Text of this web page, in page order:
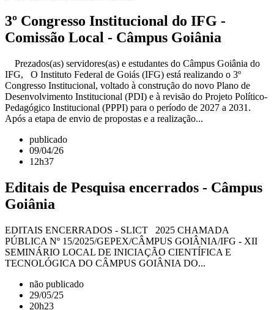
3º Congresso Institucional do IFG -
Comissão Local - Câmpus Goiânia
Prezados(as) servidores(as) e estudantes do Câmpus Goiânia do
IFG, O Instituto Federal de Goiás (IFG) está realizando o 3º
Congresso Institucional, voltado à construção do novo Plano de
Desenvolvimento Institucional (PDI) e à revisão do Projeto Político-
Pedagógico Institucional (PPPI) para o período de 2027 a 2031.
Após a etapa de envio de propostas e a realização...
publicado
09/04/26
12h37
Editais de Pesquisa encerrados - Câmpus
Goiânia
EDITAIS ENCERRADOS - SLICT 2025 CHAMADA
PÚBLICA Nº 15/2025/GEPEX/CÂMPUS GOIÂNIA/IFG - XII
SEMINÁRIO LOCAL DE INICIAÇÃO CIENTÍFICA E
TECNOLÓGICA DO CÂMPUS GOIÂNIA DO...
não publicado
29/05/25
20h23